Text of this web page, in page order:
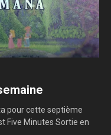
pour cette septième
Five Minutes Sortie en